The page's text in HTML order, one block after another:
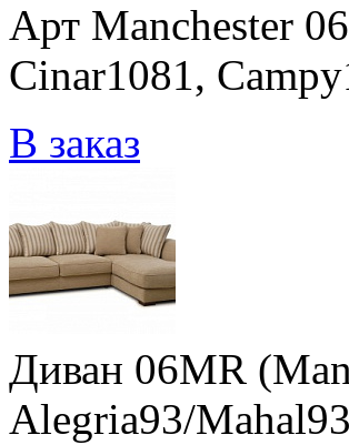
Арт Manchester
Cinar1081,
В заказ
Диван 06MR
Alegria93/